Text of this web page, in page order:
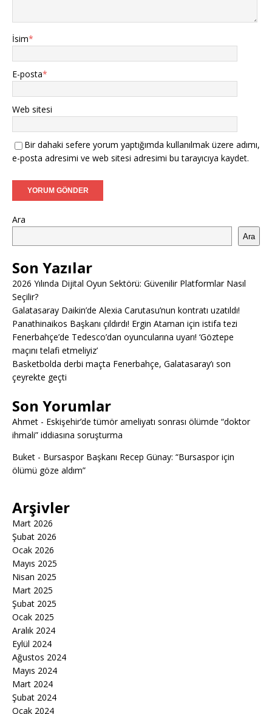
İsim*
E-posta*
Web sitesi
Bir dahaki sefere yorum yaptığımda kullanılmak üzere adımı,
e-posta adresimi ve web sitesi adresimi bu tarayıcıya kaydet.
Ara
Ara
Son Yazılar
2026 Yılında Dijital Oyun Sektörü: Güvenilir Platformlar Nasıl
Seçilir?
Galatasaray Daikin’de Alexia Carutasu’nun kontratı uzatıldı!
Panathinaikos Başkanı çıldırdı! Ergin Ataman için istifa tezi
Fenerbahçe’de Tedesco’dan oyuncularına uyarı! ‘Göztepe
maçını telafi etmeliyiz’
Basketbolda derbi maçta Fenerbahçe, Galatasaray’ı son
çeyrekte geçti
Son Yorumlar
Ahmet - Eskişehir’de tümör ameliyatı sonrası ölümde “doktor
ihmali” iddiasına soruşturma
Buket - Bursaspor Başkanı Recep Günay: “Bursaspor için
ölümü göze aldım”
Arşivler
Mart 2026
Şubat 2026
Ocak 2026
Mayıs 2025
Nisan 2025
Mart 2025
Şubat 2025
Ocak 2025
Aralık 2024
Eylül 2024
Ağustos 2024
Mayıs 2024
Mart 2024
Şubat 2024
Ocak 2024